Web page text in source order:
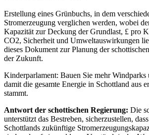
Erstellung eines Grünbuchs, in dem
Stromerzeugung verglichen werden, wobei
Kapazität zur Deckung der Grundlast, £ pro
CO2, Sicherheit und Umweltauswirkungen
dieses Dokument zur Planung der
der Zukunft.
Kinderparlament: Bauen Sie mehr Windparks
damit die gesamte Energie in Schottland aus
stammt.
Antwort der schottischen Regierung: Die
unterstützt das Bestreben, sicherzustellen,
Schottlands zukünftige